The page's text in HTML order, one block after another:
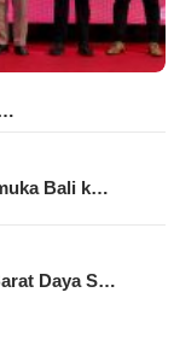
Bali k…
Daya S…